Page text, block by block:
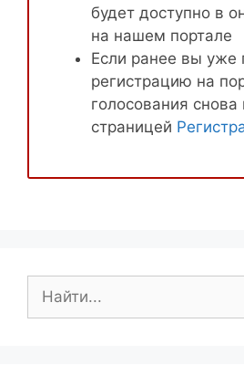
будет доступно в
на нашем портале
Если ранее вы уже
регистрацию на
голосования снова
страницей